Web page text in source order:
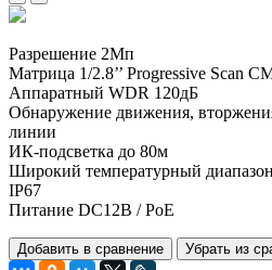
Разрешение 2Мп
Матрица 1/2.8’’ Progressive Scan
Аппаратный WDR 120дБ
Обнаружение движения,
линии
ИК-подсветка до 80м
Широкий температурный
IP67
Питание DC12В / PoE
Добавить в сравнение Убрать из